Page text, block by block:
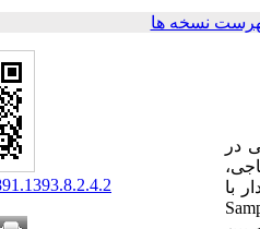
نسخه ها
در
با